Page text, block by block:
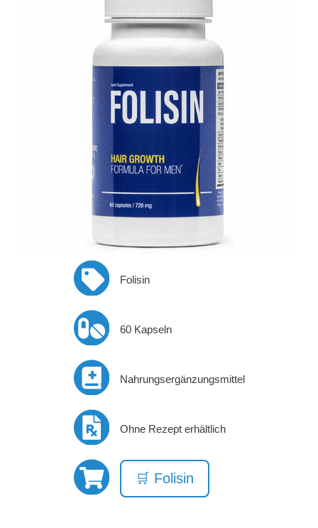
Folisin
60 Kapseln
Nahrungsergänzungsmittel
Ohne Rezept erhältlich
🛒 Folisin